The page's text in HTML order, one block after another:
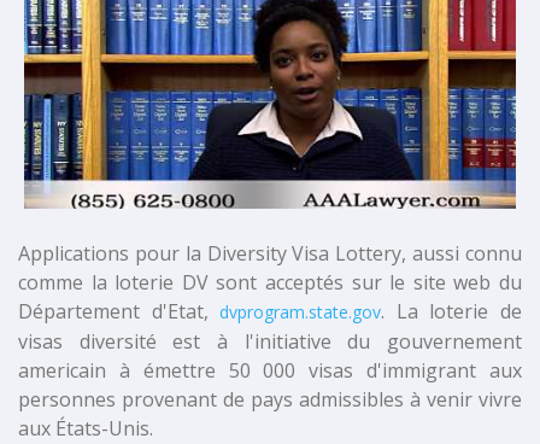
Applications pour la Diversity Visa Lottery, aussi connu
comme la loterie DV sont acceptés sur le site web du
Département d'Etat,dvprogram.state.gov. La loterie de
visas diversité est à l'initiative du gouvernement
americain à émettre 50 000 visas d'immigrant aux
personnes provenant de pays admissibles à venir vivre
aux États-Unis.